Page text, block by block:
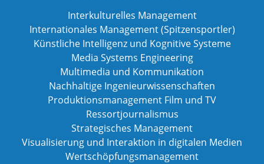
Interkulturelles Management
Internationales Management (Spitzensportler)
Künstliche Intelligenz und Kognitive Systeme
Media Systems Engineering
Multimedia und Kommunikation
Nachhaltige Ingenieurwissenschaften
Produktionsmanagement Film und TV
Ressortjournalismus
Strategisches Management
Visualisierung und Interaktion in digitalen Medien
Wertschöpfungsmanagement